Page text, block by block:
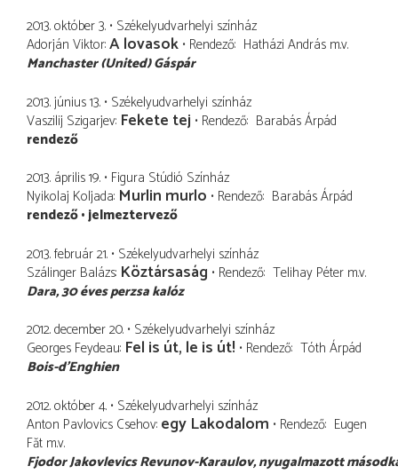
2013. október 3. Székelyudvarhelyi színház
Adorján Viktor A lovasok Rendező Hatházi András m.v.
Manchaster (United) Gáspár
2013. június 13. Székelyudvarhelyi színház
Vaszilij Szigarjev Fekete tej Rendező Barabás Árpád
rendező
2013. április 19. Figura Stúdió Színház
Nyikolaj Koljada Murlin murlo Rendező Barabás Árpád
rendező jelmeztervező
2013. február 21. Székelyudvarhelyi színház
Szálinger Balázs Köztársaság Rendező Telihay Péter m.v.
Dara 30 éves perzsa kalóz
2012. december 20. Székelyudvarhelyi színház
Georges Feydeau Fel is út, le is út! Rendező Tóth Árpád
Bois-d'Enghien
2012. október 4. Székelyudvarhelyi színház
Anton Pavlovics Csehov egy Lakodalom Rendező Eugen
Făt m.v.
Fjodor Jakovlevics Revunov-Karaulov nyugalmazott